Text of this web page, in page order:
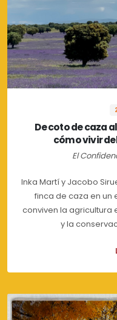
De coto de caza
cómo vivir
El
Inka Martí y Jacobo
finca de caza en un
conviven la agricultura
y la